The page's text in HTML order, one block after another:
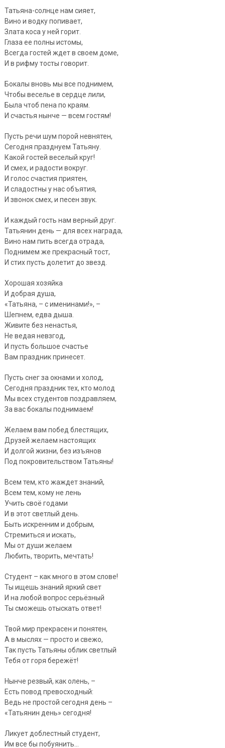
Татьяна-солнце нам сияет,
Вино и водку попивает,
Злата коса у ней горит.
Глаза ее полны истомы,
Всегда гостей ждет в своем доме,
И в рифму тосты говорит.
Бокалы вновь мы все поднимем,
Чтобы веселье в сердце лили,
Была чтоб пена по краям.
И счастья нынче — всем гостям!
Пусть речи шум порой невнятен,
Сегодня празднуем Татьяну.
Какой гостей веселый круг!
И смех, и радости вокруг.
И голос счастия приятен,
И сладостны у нас объятия,
И звонок смех, и песен звук.
И каждый гость нам верный друг.
Татьянин день — для всех награда,
Вино нам пить всегда отрада,
Поднимем же прекрасный тост,
И стих пусть долетит до звезд.
Хорошая хозяйка
И добрая душа,
«Татьяна, – с именинами!», –
Шепнем, едва дыша.
Живите без ненастья,
Не ведая невзгод,
И пусть большое счастье
Вам праздник принесет.
Пусть снег за окнами и холод,
Сегодня праздник тех, кто молод
Мы всех студентов поздравляем,
За вас бокалы поднимаем!
Желаем вам побед блестящих,
Друзей желаем настоящих
И долгой жизни, без изъянов
Под покровительством Татьяны!
Всем тем, кто жаждет знаний,
Всем тем, кому не лень
Учить своё годами
И в этот светлый день.
Быть искренним и добрым,
Стремиться и искать,
Мы от души желаем
Любить, творить, мечтать!
Студент – как много в этом слове!
Ты ищешь знаний яркий свет
И на любой вопрос серьёзный
Ты сможешь отыскать ответ!
Твой мир прекрасен и понятен,
А в мыслях — просто и свежо,
Так пусть Татьяны облик светлый
Тебя от горя бережёт!
Нынче резвый, как олень, –
Есть повод превосходный:
Ведь не простой сегодня день –
«Татьянин день» сегодня!
Ликует доблестный студент,
Им все бы побуянить…